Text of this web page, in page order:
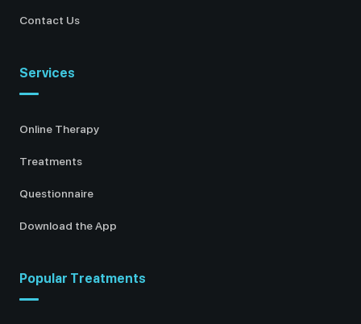
Contact Us
Services
Online Therapy
Treatments
Questionnaire
Download the App
Popular Treatments